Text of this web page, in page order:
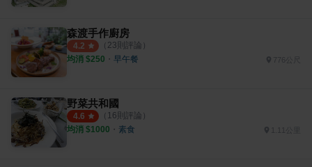
森渡手作廚房
4.2 （ 23則評論）
均消 $250 ・ 早午餐
野菜共和國
4.6 （ 16則評論）
均消 $1000 ・ 素食